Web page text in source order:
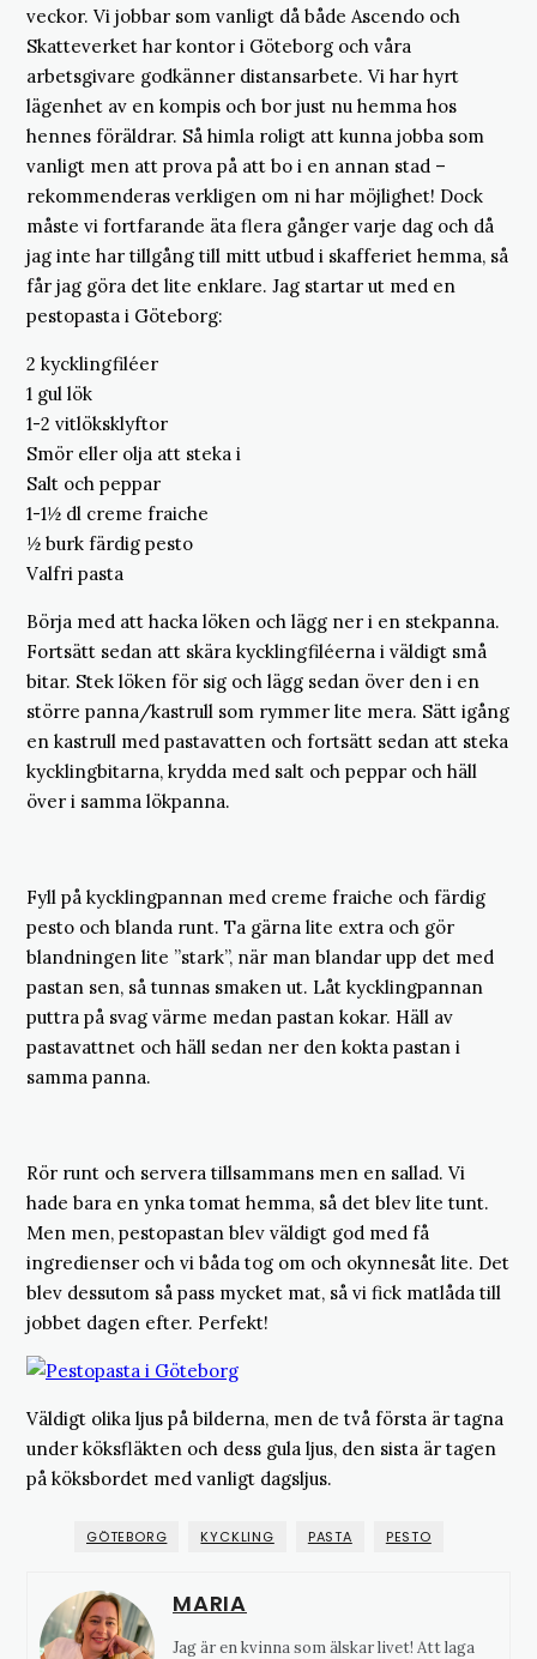
veckor. Vi jobbar som vanligt då både Ascendo och
Skatteverket har kontor i Göteborg och våra
arbetsgivare godkänner distansarbete. Vi har hyrt
lägenhet av en kompis och bor just nu hemma hos
hennes föräldrar. Så himla roligt att kunna jobba som
vanligt men att prova på att bo i en annan stad –
rekommenderas verkligen om ni har möjlighet! Dock
måste vi fortfarande äta flera gånger varje dag och då
jag inte har tillgång till mitt utbud i skafferiet hemma, så
får jag göra det lite enklare. Jag startar ut med en
pestopasta i Göteborg:
2 kycklingfiléer
1 gul lök
1-2 vitlöksklyftor
Smör eller olja att steka i
Salt och peppar
1-1½ dl creme fraiche
½ burk färdig pesto
Valfri pasta
Börja med att hacka löken och lägg ner i en stekpanna.
Fortsätt sedan att skära kycklingfiléerna i väldigt små
bitar. Stek löken för sig och lägg sedan över den i en
större panna/kastrull som rymmer lite mera. Sätt igång
en kastrull med pastavatten och fortsätt sedan att steka
kycklingbitarna, krydda med salt och peppar och häll
över i samma lökpanna.
Fyll på kycklingpannan med creme fraiche och färdig
pesto och blanda runt. Ta gärna lite extra och gör
blandningen lite ”stark”, när man blandar upp det med
pastan sen, så tunnas smaken ut. Låt kycklingpannan
puttra på svag värme medan pastan kokar. Häll av
pastavattnet och häll sedan ner den kokta pastan i
samma panna.
Rör runt och servera tillsammans men en sallad. Vi
hade bara en ynka tomat hemma, så det blev lite tunt.
Men men, pestopastan blev väldigt god med få
ingredienser och vi båda tog om och okynnesåt lite. Det
blev dessutom så pass mycket mat, så vi fick matlåda till
jobbet dagen efter. Perfekt!
Väldigt olika ljus på bilderna, men de två första är tagna
under köksfläkten och dess gula ljus, den sista är tagen
på köksbordet med vanligt dagsljus.
GÖTEBORG KYCKLING PASTA PESTO
MARIA
Jag är en kvinna som älskar livet! Att laga